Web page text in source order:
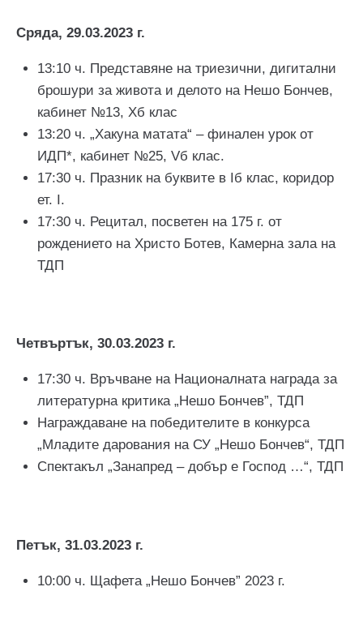
Сряда, 29.03.2023 г.
13:10 ч. Представяне на триезични, дигитални
брошури за живота и делото на Нешо Бончев,
кабинет №13, Хб клас
13:20 ч. „Хакуна матата“ – финален урок от
ИДП*, кабинет №25, Vб клас.
17:30 ч. Празник на буквите в Iб клас, коридор
ет. I.
17:30 ч. Рецитал, посветен на 175 г. от
рождението на Христо Ботев, Камерна зала на
ТДП
Четвъртък, 30.03.2023 г.
17:30 ч. Връчване на Националната награда за
литературна критика „Нешо Бончев”, ТДП
Награждаване на победителите в конкурса
„Младите дарования на СУ „Нешо Бончев“, ТДП
Спектакъл „Занапред – добър е Господ …“, ТДП
Петък, 31.03.2023 г.
10:00 ч. Щафета „Нешо Бончев” 2023 г.